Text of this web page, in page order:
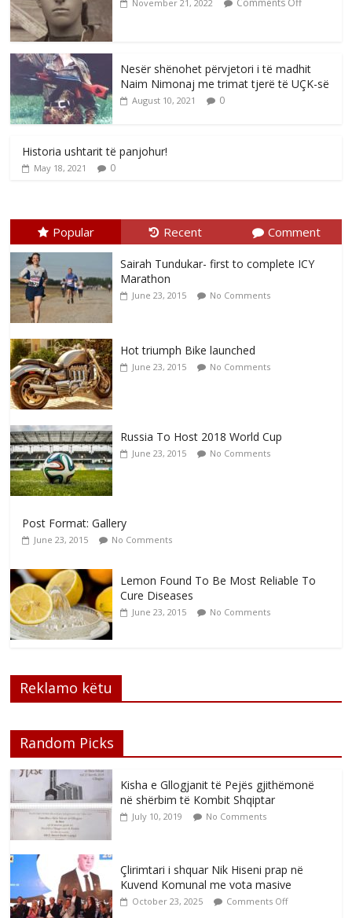
November 21, 2022
Nesër shënohet përvjetori i të madhit
Naim Nimonaj me trimat tjerë të UÇK-së
August 10, 2021 0
Historia ushtarit të panjohur!
May 18, 2021 0
Popular Recent Comment
Sairah Tundukar- first to complete ICY
Marathon
June 23, 2015 No Comments
Hot triumph Bike launched
June 23, 2015 No Comments
Russia To Host 2018 World Cup
June 23, 2015 No Comments
Post Format: Gallery
June 23, 2015 No Comments
Lemon Found To Be Most Reliable To
Cure Diseases
June 23, 2015 No Comments
Reklamo këtu
Random Picks
Kisha e Gllogjanit të Pejës gjithëmonë
në shërbim të Kombit Shqiptar
July 10, 2019 No Comments
Çlirimtari i shquar Nik Hiseni prap në
Kuvend Komunal me vota masive
October 23, 2025 Comments Off